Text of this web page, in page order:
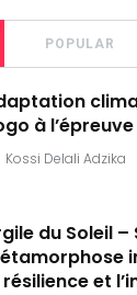
POPULAR
à
Kossi Delali Adzika
du Soleil –
résilience et